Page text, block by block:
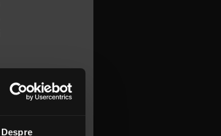
Despre